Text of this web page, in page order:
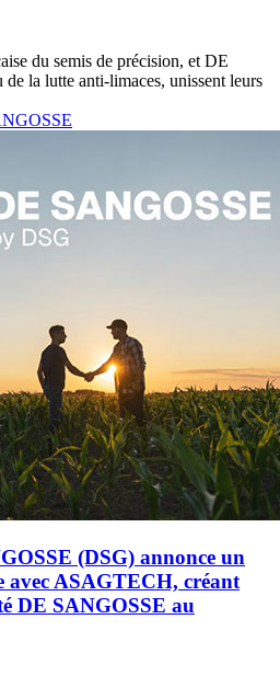
du semis de précision, et DE
la lutte anti-limaces, unissent leurs
(DSG) annonce un
avec ASAGTECH, créant
DE SANGOSSE au